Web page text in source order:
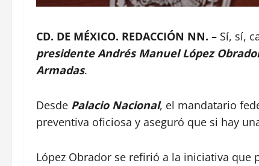
CD. DE MÉXICO. REDACCIÓN NN. – Sí, sí,
presidente Andrés Manuel López
Armadas.
Desde Palacio Nacional, el mandatario
preventiva oficiosa y aseguró que si hay
López Obrador se refirió a la iniciativa que